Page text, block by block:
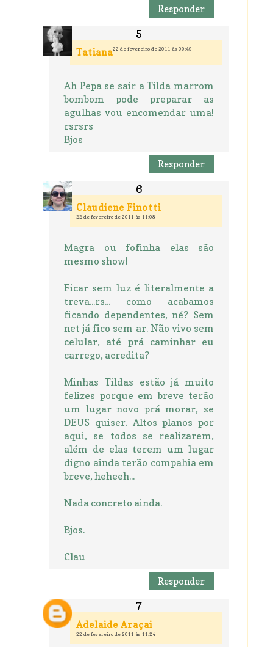
Responder
Tatiana22 de fevereiro de 2011 às 09:49
Ah Pepa se sair a Tilda marrom
bombom pode preparar as
agulhas vou encomendar uma!
rsrsrs
Bjos
Responder
Claudiene Finotti
22 de fevereiro de 2011 às 11:08
Magra ou fofinha elas são
mesmo show!
Ficar sem luz é literalmente a
treva...rs... como acabamos
ficando dependentes, né? Sem
net já fico sem ar. Não vivo sem
celular, até prá caminhar eu
carrego, acredita?
Minhas Tildas estão já muito
felizes porque em breve terão
um lugar novo prá morar, se
DEUS quiser. Altos planos por
aqui, se todos se realizarem,
além de elas terem um lugar
digno ainda terão compahia em
breve, heheeh...
Nada concreto ainda.
Bjos.
Clau
Responder
Adelaide Araçai
22 de fevereiro de 2011 às 11:24